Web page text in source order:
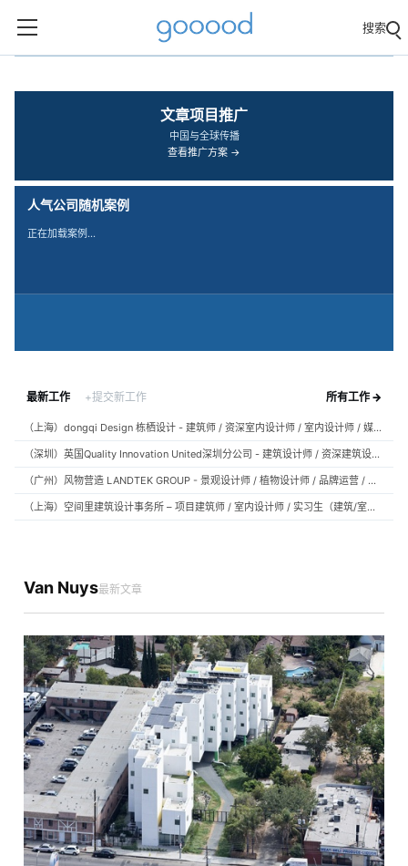
搜索
文章项目推广
中国与全球传播
查看推广方案 →
人气公司随机案例
正在加载案例…
最新工作 +提交新工作 所有工作 →
（上海）dongqi Design 栋栖设计 - 建筑师 / 资深室内设计师 / 室内设计师 / 媒体及公共关系主管 / 设计实习生（常年招聘）
（深圳）英国Quality Innovation United深圳分公司 - 建筑设计师 / 资深建筑设计师 / 室内设计师 / 设计实习生
（广州）风物营造 LANDTEK GROUP - 景观设计师 / 植物设计师 / 品牌运营 / 实习生
（上海）空间里建筑设计事务所 – 项目建筑师 / 室内设计师 / 实习生（建筑/室内）
Van Nuys最新文章